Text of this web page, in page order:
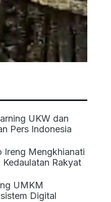
UKW dan
Pers Indonesia
Ireng Mengkhianati
Rakyat
UMKM
Digital